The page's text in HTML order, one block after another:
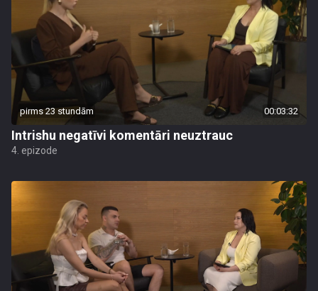
pirms 23 stundām 00:03:32
Intrishu negatīvi komentāri neuztrauc
4. epizode